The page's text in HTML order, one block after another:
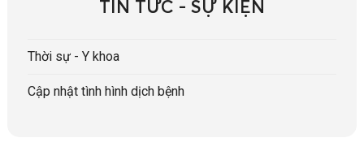
TIN TỨC - SỰ KIỆN
Thời sự - Y khoa
Cập nhật tình hình dịch bệnh